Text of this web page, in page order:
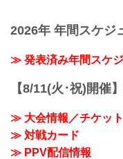
2026年 年間スケジ
≫ 発表済み年間スケ
【8/11(火･祝)開催
≫ 大会情報／チケット
≫ 対戦カード
≫ PPV配信情報